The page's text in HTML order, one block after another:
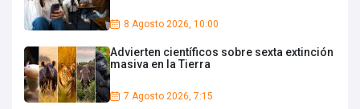
8 Agosto 2026, 10:00
Advierten científicos sobre sexta extinción
masiva en la Tierra
7 Agosto 2026, 7:15